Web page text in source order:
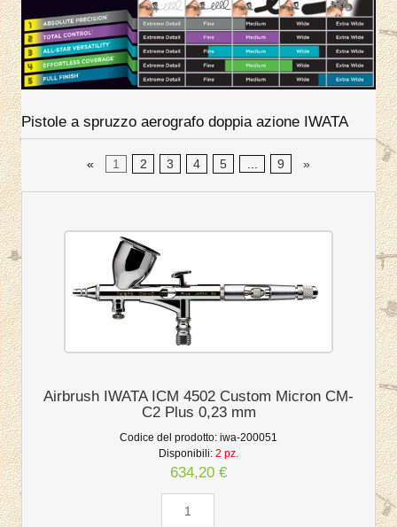
Pistole a spruzzo aerografo doppia azione IWATA
« 1 2 3 4 5 9 »
Airbrush IWATA ICM 4502 Custom Micron CM-
C2 Plus 0,23 mm
Codice del prodotto: iwa-200051
Disponibili: 2 pz.
634,20 €